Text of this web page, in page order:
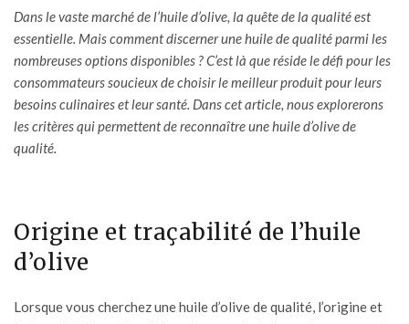
Dans le vaste marché de l’huile d’olive, la quête de la qualité est
essentielle. Mais comment discerner une huile de qualité parmi les
nombreuses options disponibles ? C’est là que réside le défi pour les
consommateurs soucieux de choisir le meilleur produit pour leurs
besoins culinaires et leur santé. Dans cet article, nous explorerons
les critères qui permettent de reconnaître une huile d’olive de
qualité.
Origine et traçabilité de l’huile
d’olive
Lorsque vous cherchez unehuile d’olivede qualité, l’origine et